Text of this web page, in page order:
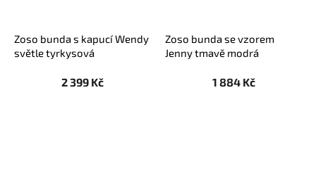
Zoso bunda s kapucí Wendy
světle tyrkysová
2 399 Kč
Zoso bunda se vzorem
Jenny tmavě modrá
1 884 Kč